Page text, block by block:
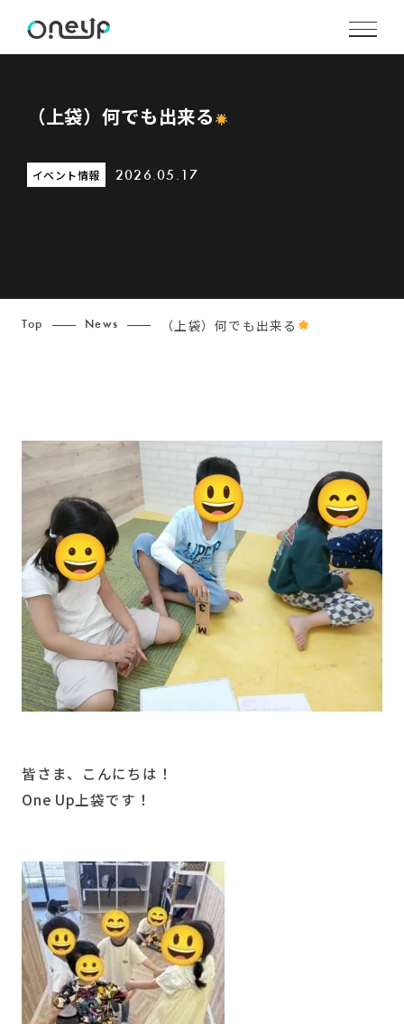
（上袋）何でも出来る
イベント情報 2026.05.17
Top News （上袋）何でも出来る
皆さま、こんにちは！
One Up上袋です！